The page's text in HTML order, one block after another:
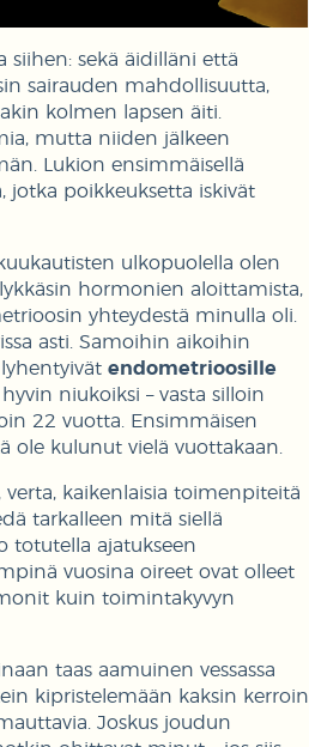
siihen: sekä äidilläni että
sairauden mahdollisuutta,
kolmen lapsen äiti.
mutta niiden jälkeen
Lukion ensimmäisellä
jotka poikkeuksetta iskivät
ulkopuolella olen
hormonien aloittamista,
yhteydestä minulla oli.
asti. Samoihin aikoihin
endometrioosille
niukoiksi – vasta silloin
22 vuotta. Ensimmäisen
ole kulunut vielä vuottakaan.
kaikenlaisia toimenpiteitä
tarkalleen mitä siellä
totutella ajatukseen
vuosina oireet ovat olleet
kuin toimintakyvyn
taas aamuinen vessassa
kipristelemään kaksin kerroin
Joskus joudun